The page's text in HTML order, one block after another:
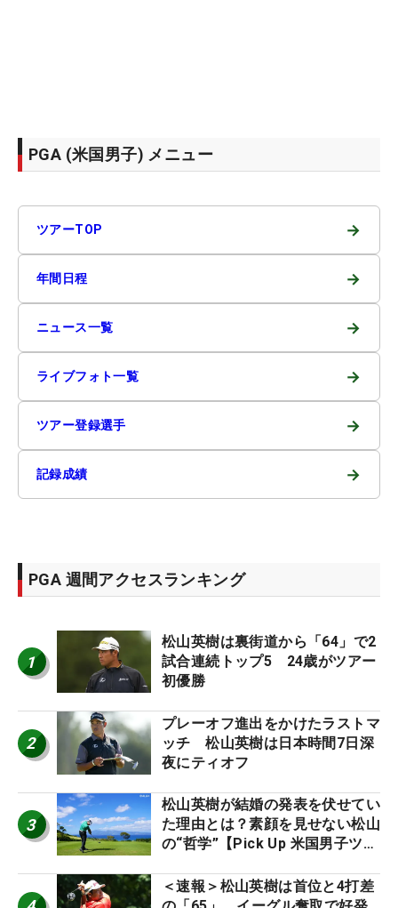
PGA (米国男子) メニュー
ツアーTOP →
年間日程 →
ニュース一覧 →
ライブフォト一覧 →
ツアー登録選手 →
記録成績 →
PGA 週間アクセスランキング
1
松山英樹は裏街道から「64」で2
試合連続トップ5 24歳がツアー
初優勝
2
プレーオフ進出をかけたラストマ
ッチ 松山英樹は日本時間7日深
夜にティオフ
3
松山英樹が結婚の発表を伏せてい
た理由とは？素顔を見せない松山
の“哲学”【Pick Up 米国男子ツア
＜速報＞松山英樹は首位と4打差